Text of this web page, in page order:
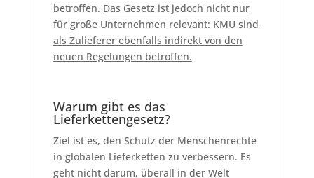
betroffen. Das Gesetz ist jedoch nicht nur
für große Unternehmen relevant: KMU sind
als Zulieferer ebenfalls indirekt von den
neuen Regelungen betroffen.
Warum gibt es das
Lieferkettengesetz?
Ziel ist es, den Schutz der Menschenrechte
in globalen Lieferketten zu verbessern. Es
geht nicht darum, überall in der Welt